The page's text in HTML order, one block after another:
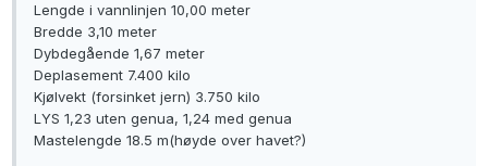
Lengde i vannlinjen 10,00 meter
Bredde 3,10 meter
Dybdegående 1,67 meter
Deplasement 7.400 kilo
Kjølvekt (forsinket jern) 3.750 kilo
LYS 1,23 uten genua, 1,24 med genua
Mastelengde 18.5 m(høyde over havet?)